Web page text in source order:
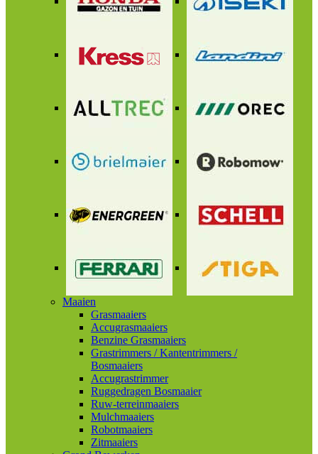
Maaien
Grasmaaiers
Accugrasmaaiers
Benzine Grasmaaiers
Grastrimmers / Kantentrimmers /
Bosmaaiers
Accugrastrimmer
Ruggedragen Bosmaaier
Ruw-terreinmaaiers
Mulchmaaiers
Robotmaaiers
Zitmaaiers